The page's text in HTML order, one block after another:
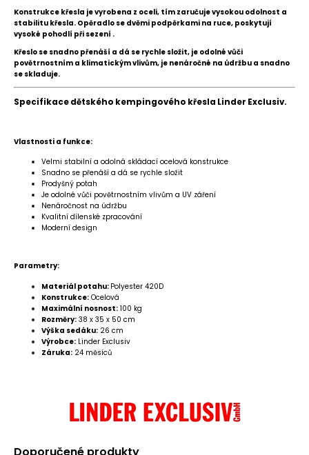
Konstrukce křesla je vyrobena z oceli, tím zaručuje vysokou odolnost a
stabilitu křesla. Opěradlo se dvěmi podpěrkami na ruce, poskytují
vysoké pohodlí při sezení .
Křeslo se snadno přenáší a dá se rychle složit, je odolné vůči
povětrnostním a klimatickým vlivům, je nenáročné na údržbu a snadno
se skladuje.
Specifikace dětského kempingového křesla Linder Exclusiv.
Vlastnosti a funkce:
Velmi stabilní a odolná skládací ocelová konstrukce
Snadno se přenáší a dá se rychle složit
Prodyšný potah
Je odolné vůči povětrnostním vlivům a UV záření
Nenáročnost na údržbu
Kvalitní dílenské zpracování
Moderní design
Parametry:
Materiál potahu: Polyester 420D
Konstrukce: Ocelová
Maximální nosnost: 100 kg
Rozměry: 38 x 35 x 50 cm
Výška sedáku: 26 cm
Výrobce: Linder Exclusiv
Záruka: 24 měsíců
Doporučené produkty